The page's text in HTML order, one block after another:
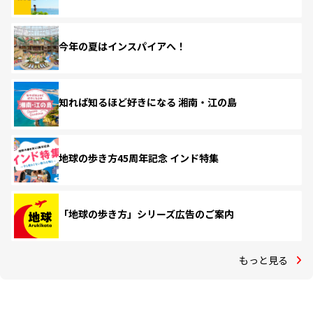
今年の夏はインスパイアへ！
知れば知るほど好きになる 湘南・江の島
地球の歩き方45周年記念 インド特集
「地球の歩き方」シリーズ広告のご案内
もっと見る